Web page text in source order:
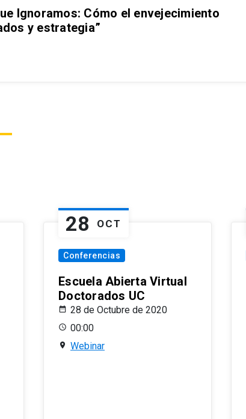
Ignoramos: Cómo el envejecimiento
y estrategia”
28 OCT
Conferencias
Escuela Abierta Virtual
Doctorados UC
28 de Octubre de 2020
00:00
Webinar